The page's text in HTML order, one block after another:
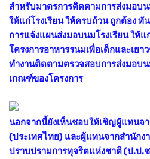
สำหรับมาตรการติดตามการส่งมอบ
ให้แก่โรงเรียน ให้ครบถ้วน ถูกต้อง ทั
การแจ้งแผนส่งมอบนมโรงเรียน ให้
โครงการอาหารรนมเพื่อเด็กและเย
ทำงานติดตามตรวจสอบการส่งมอบ
เกณฑ์ของโครงการ
นอกจากนี้ยังเห็นชอบให้เชิญผู้แทนจ
(ประเทศไทย) และผู้แทนจากสำนัก
ปราบปรามการทุจริตแห่งชาติ (ป.ป.